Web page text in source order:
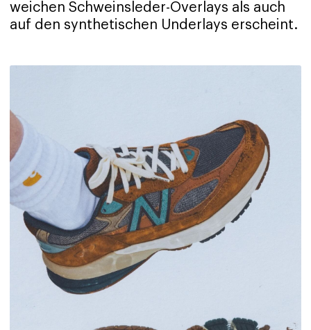
weichen Schweinsleder-Overlays als auch
auf den synthetischen Underlays erscheint.